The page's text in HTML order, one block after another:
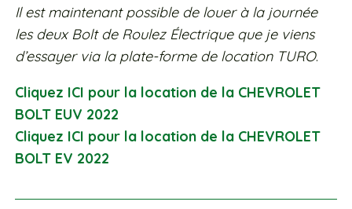
Il est maintenant possible de louer à la journée
les deux Bolt de Roulez Électrique que je viens
d’essayer via la plate-forme de location TURO.
Cliquez ICI pour la location de la CHEVROLET
BOLT EUV 2022
Cliquez ICI pour la location de la CHEVROLET
BOLT EV 2022